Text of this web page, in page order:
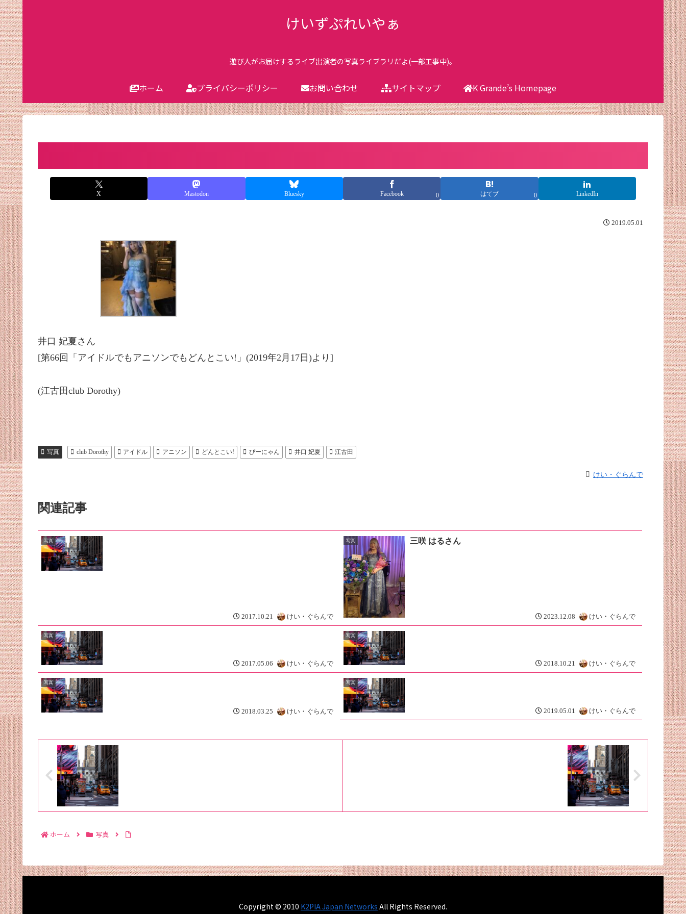
けいずぷれいやぁ
遊び人がお届けするライブ出演者の写真ライブラリだよ(一部工事中)。
ホーム プライバシーポリシー お問い合わせ サイトマップ K Grande’s Homepage
X Mastodon Bluesky Facebook 0 はてブ 0 LinkedIn
2019.05.01
井口 妃夏さん
[第66回「アイドルでもアニソンでもどんとこい!」(2019年2月17日)より]
(江古田club Dorothy)
写真 club Dorothy アイドル アニソン どんとこい! ぴーにゃん 井口 妃夏 江古田
けい・ぐらんで
関連記事
写真
2017.10.21 けい・ぐらんで
写真 三咲 はるさん
2023.12.08 けい・ぐらんで
写真
2017.05.06 けい・ぐらんで
写真
2018.10.21 けい・ぐらんで
写真
2018.03.25 けい・ぐらんで
写真
2019.05.01 けい・ぐらんで
ホーム 写真
Copyright © 2010 K2PIA Japan Networks All Rights Reserved.